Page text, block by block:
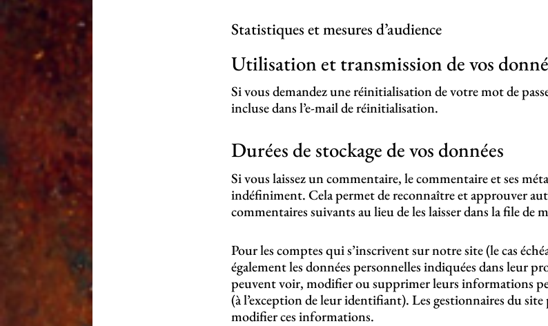
Statistiques et mesures d’audience
Utilisation et transmission de vos
Si vous demandez une réinitialisation de votre mot de
incluse dans l’e-mail de réinitialisation.
Durées de stockage de vos données
Si vous laissez un commentaire, le commentaire et ses
indéfiniment. Cela permet de reconnaître et approuver
commentaires suivants au lieu de les laisser dans la file de
Pour les comptes qui s’inscrivent sur notre site (le cas
également les données personnelles indiquées dans leur
peuvent voir, modifier ou supprimer leurs informations
(à l’exception de leur identifiant). Les gestionnaires du
modifier ces informations.